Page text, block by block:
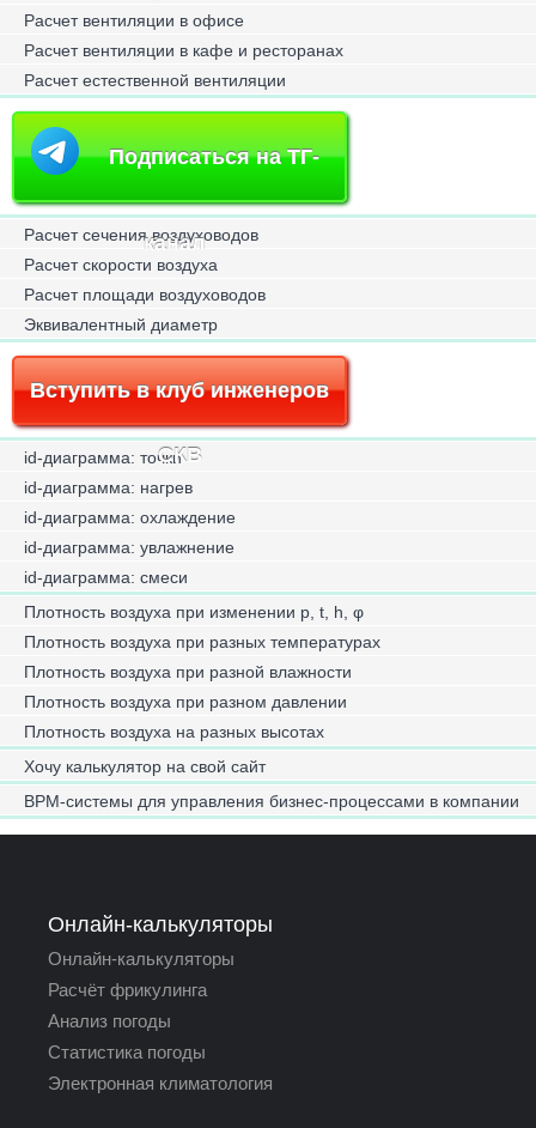
Расчет вентиляции в офисе
Расчет вентиляции в кафе и ресторанах
Расчет естественной вентиляции
Подписаться на ТГ-
канал
Расчет сечения воздуховодов
Расчет скорости воздуха
Расчет площади воздуховодов
Эквивалентный диаметр
Вступить в клуб инженеров
СКВ
id-диаграмма: точки
id-диаграмма: нагрев
id-диаграмма: охлаждение
id-диаграмма: увлажнение
id-диаграмма: смеси
Плотность воздуха при изменении p, t, h, φ
Плотность воздуха при разных температурах
Плотность воздуха при разной влажности
Плотность воздуха при разном давлении
Плотность воздуха на разных высотах
Хочу калькулятор на свой сайт
BPM-системы для управления бизнес-процессами в компании
Онлайн-калькуляторы
Онлайн-калькуляторы
Расчёт фрикулинга
Анализ погоды
Статистика погоды
Электронная климатология